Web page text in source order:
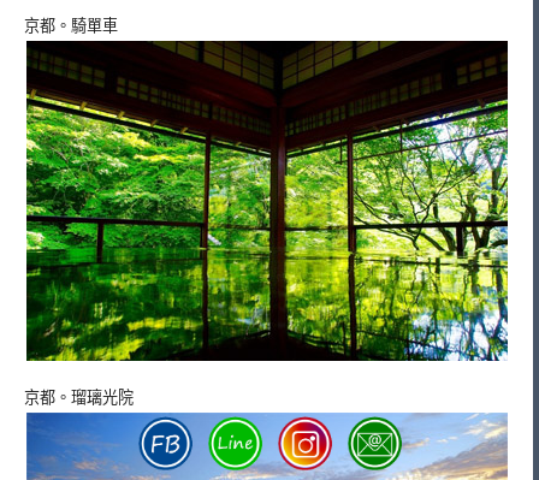
京都。騎單車
京都。瑠璃光院